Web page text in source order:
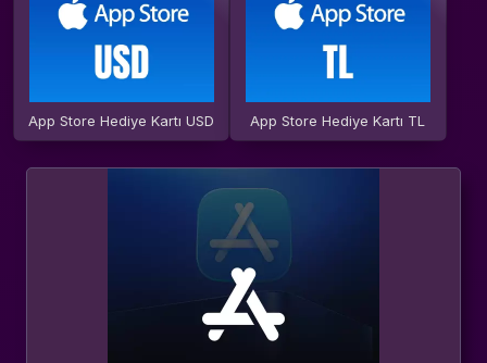
App Store Hediye Kartı USD App Store Hediye Kartı TL